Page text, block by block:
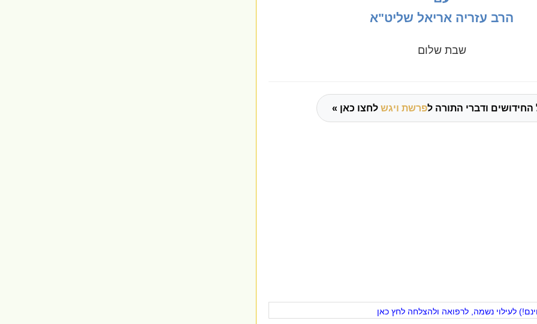
הרב עזריה אריאל שליט"א
שבת שלום
החידושים ודברי התורה לפרשת ויגש לחצו כאן »
לעילוי נשמה, לרפואה ולהצלחה לחץ כאן